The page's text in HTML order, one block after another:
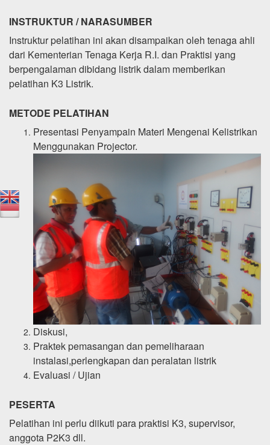
INSTRUKTUR / NARASUMBER
Instruktur pelatihan ini akan disampaikan oleh tenaga ahli
dari Kementerian Tenaga Kerja R.I. dan Praktisi yang
berpengalaman dibidang listrik dalam memberikan
pelatihan K3 Listrik.
METODE PELATIHAN
Presentasi Penyampain Materi Mengenai Kelistrikan
Menggunakan Projector.
Diskusi,
Praktek pemasangan dan pemeliharaan
instalasi,perlengkapan dan peralatan listrik
Evaluasi / Ujian
PESERTA
Pelatihan ini perlu diikuti para praktisi K3, supervisor,
anggota P2K3 dll.